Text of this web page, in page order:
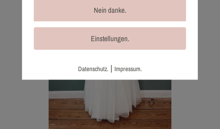
Nein danke.
Einstellungen.
Datenschutz. | Impressum.